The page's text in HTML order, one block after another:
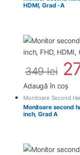
HDMI, Grad -A
349lei
Adaugă în coș
Monitoare Second
Monitoare second
inch, Grad A